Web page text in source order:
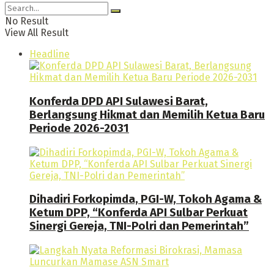
No Result
View All Result
Headline
Konferda DPD API Sulawesi Barat,
Berlangsung Hikmat dan Memilih Ketua Baru
Periode 2026-2031
Dihadiri Forkopimda, PGI-W, Tokoh Agama &
Ketum DPP, “Konferda API Sulbar Perkuat
Sinergi Gereja, TNI-Polri dan Pemerintah”